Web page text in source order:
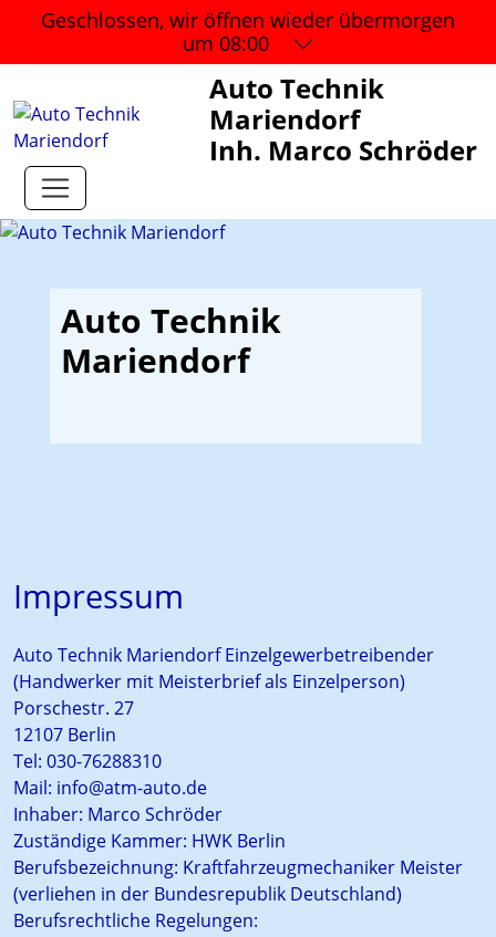
Geschlossen, wir öffnen wieder übermorgen
um 08:00
Auto Technik
Mariendorf
Inh. Marco Schröder
Auto Technik
Mariendorf
Impressum
Auto Technik Mariendorf Einzelgewerbetreibender
(Handwerker mit Meisterbrief als Einzelperson)
Porschestr. 27
12107 Berlin
Tel: 030-76288310
Mail: info@atm-auto.de
Inhaber: Marco Schröder
Zuständige Kammer: HWK Berlin
Berufsbezeichnung: Kraftfahrzeugmechaniker Meister
(verliehen in der Bundesrepublik Deutschland)
Berufsrechtliche Regelungen: